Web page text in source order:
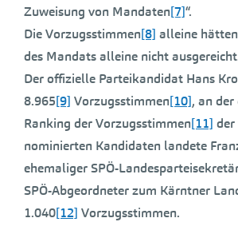
Zuweisung von Mandaten[7]“.
Die Vorzugsstimmen[8] alleine
des Mandats alleine nicht
Der offizielle Parteikandidat Hans
8.965[9] Vorzugsstimmen[10], an
Ranking der Vorzugsstimmen[11] der
nominierten Kandidaten landete
ehemaliger SPÖ-
SPÖ-Abgeordneter zum Kärntner
1.040[12] Vorzugsstimmen.